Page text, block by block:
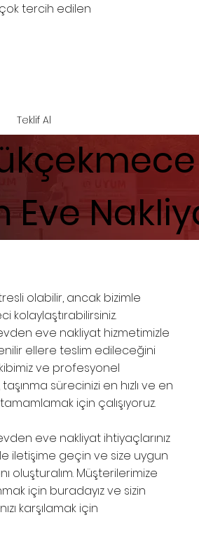
tercih edilen
Teklif Al
Eve
olabilir, ancak bizimle
kolaylaştırabilirsiniz.
eve nakliyat hizmetimizle
ellere teslim edileceğini
ve profesyonel
sürecinizi en hızlı ve en
için çalışıyoruz.
eve nakliyat ihtiyaçlarınız
iletişime geçin ve size uygun
oluşturalım. Müşterilerimize
için buradayız ve sizin
karşılamak için